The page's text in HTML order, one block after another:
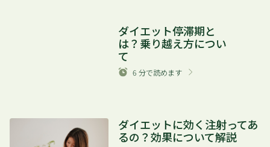
ダイエット停滞期と
は？乗り越え方につい
て
6 分で読めます
ダイエットに効く注射ってあ
るの？効果について解説